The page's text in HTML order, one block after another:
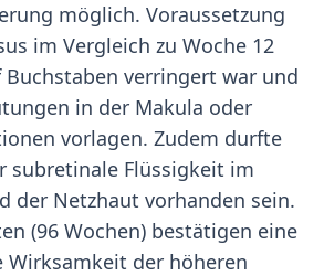
möglich. Voraussetzung
im Vergleich zu Woche 12
verringert war und
in der Makula oder
vorlagen. Zudem durfte
subretinale Flüssigkeit im
der Netzhaut vorhanden sein.
(96 Wochen) bestätigen eine
Wirksamkeit der höheren